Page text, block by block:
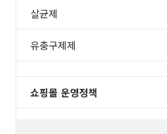
살균제
유충구제제
쇼핑몰 운영정책